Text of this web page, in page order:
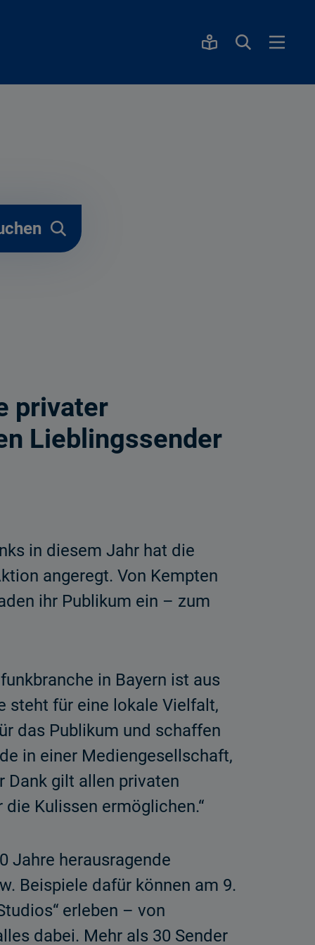
privater
Lieblingssender
in diesem Jahr hat die
angeregt. Von Kempten
ihr Publikum ein – zum
in Bayern ist aus
steht für eine lokale Vielfalt,
das Publikum und schaffen
in einer Mediengesellschaft,
Dank gilt allen privaten
Kulissen ermöglichen.“
Jahre heraus­ragende
Beispiele dafür können am 9.
erleben – von
dabei. Mehr als 30 Sender